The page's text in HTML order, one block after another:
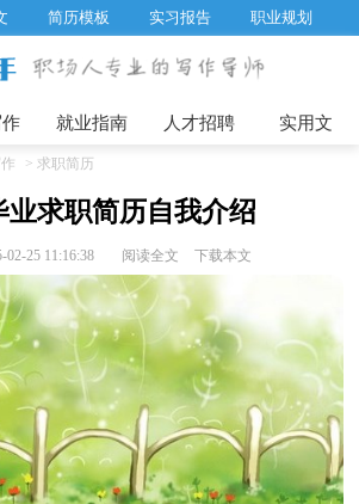
简历模板 实习报告
职业规划
企业文化
工作计划
就业指南 人才招聘 实用文
> 求职简历
业求职简历自我介绍
02-25 11:16:38 阅读全文 下载本文